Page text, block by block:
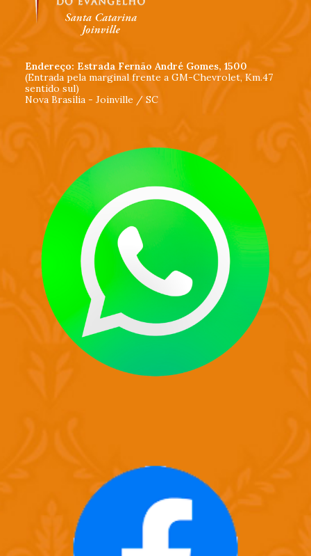
Endereço: Estrada Fernão André Gomes, 1500
(Entrada pela marginal frente a GM-Chevrolet, Km.47
sentido sul)
Nova Brasília - Joinville / SC